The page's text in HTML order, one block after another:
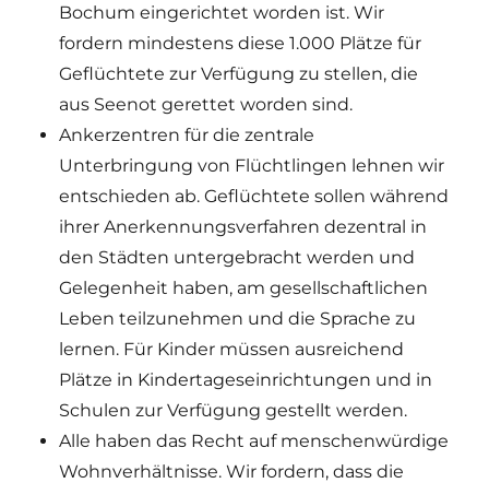
Bochum eingerichtet worden ist. Wir
fordern mindestens diese 1.000 Plätze für
Geflüchtete zur Verfügung zu stellen, die
aus Seenot gerettet worden sind.
Ankerzentren für die zentrale
Unterbringung von Flüchtlingen lehnen wir
entschieden ab. Geflüchtete sollen während
ihrer Anerkennungsverfahren dezentral in
den Städten untergebracht werden und
Gelegenheit haben, am gesellschaftlichen
Leben teilzunehmen und die Sprache zu
lernen. Für Kinder müssen ausreichend
Plätze in Kindertageseinrichtungen und in
Schulen zur Verfügung gestellt werden.
Alle haben das Recht auf menschenwürdige
Wohnverhältnisse. Wir fordern, dass die